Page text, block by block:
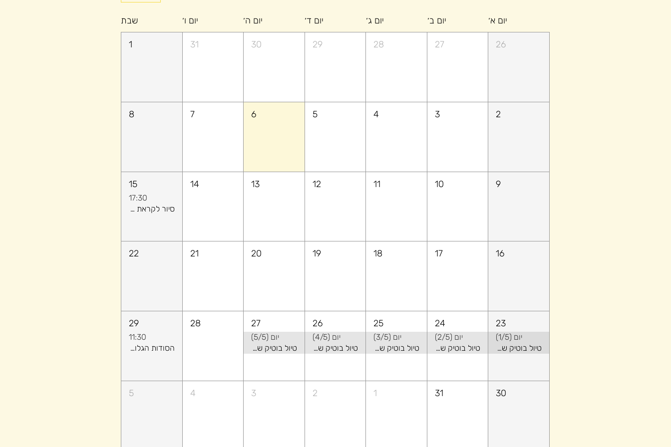
יום א׳ יום ב׳ יום ג׳ יום ד׳ יום ה׳ יום ו׳ שבת
26
27
28
29
30
31
1
2
3
4
5
6
7
8
9
10
11
12
13
14
15
17:30
סיור לקראת שקיעה ​- לגלות יחד את הקסם של יפו העתיקה
16
17
18
19
20
21
22
23
יום (1/5)
טיול בוטיק של קיץ באלבניה - שילוב של טבע ואורבני
24
יום (2/5)
טיול בוטיק של קיץ באלבניה - שילוב של טבע ואורבני
25
יום (3/5)
טיול בוטיק של קיץ באלבניה - שילוב של טבע ואורבני
26
יום (4/5)
טיול בוטיק של קיץ באלבניה - שילוב של טבע ואורבני
27
יום (5/5)
טיול בוטיק של קיץ באלבניה - שילוב של טבע ואורבני
28
29
11:30
הסודות הגלויים: איך לקרוא אנשים (ולהשיג מה שרוצים) בלי לומר מילה
30
31
1
2
3
4
5